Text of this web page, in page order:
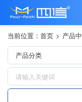
当前位置： 首页 > 产品